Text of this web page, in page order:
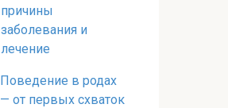
причины
заболевания и
лечение
Поведение в родах
— от первых схваток